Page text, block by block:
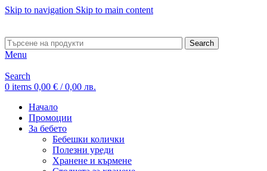
Skip to navigation Skip to main content
Search
Menu
Search
0 items 0,00 € / 0,00 лв.
Начало
Промоции
За бебето
Бебешки колички
Полезни уреди
Хранене и кърмене